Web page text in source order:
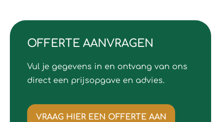
OFFERTE AANVRAGEN
Vul je gegevens in en ontvang van ons
direct een prijsopgave en advies.
VRAAG HIER EEN OFFERTE AAN